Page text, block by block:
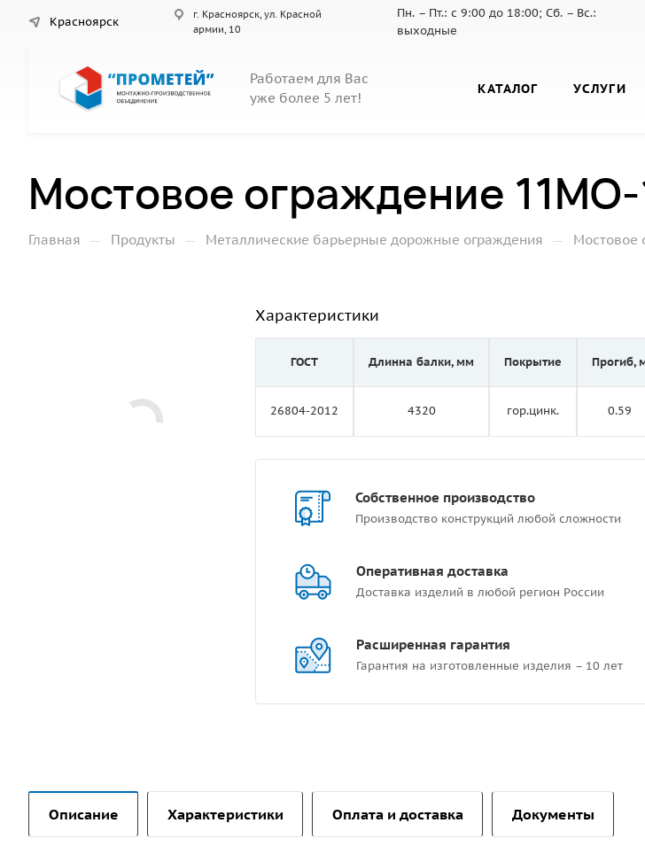
Красноярск
г. Красноярск, ул. Красной
армии, 10
Пн. – Пт.: с 9:00 до 18:00; Сб. – Вс.:
выходные
Работаем для Вас
уже более 5 лет!
КАТАЛОГ УСЛУГИ
Мостовое ограждение
Главная — Продукты — Металлические барьерные дорожные ограждения — Мостовое
Характеристики
ГОСТ
26804-2012
Длинна балки, мм
4320
Покрытие
гор.цинк.
Прогиб,
0.59
Собственное производство
Производство конструкций любой сложности
Оперативная доставка
Доставка изделий в любой регион России
Расширенная гарантия
Гарантия на изготовленные изделия – 10 лет
Описание Характеристики Оплата и доставка Документы